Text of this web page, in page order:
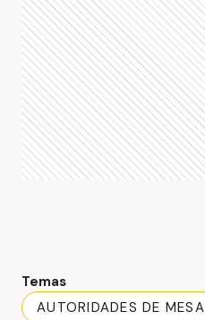
Temas
AUTORIDADES DE MESA